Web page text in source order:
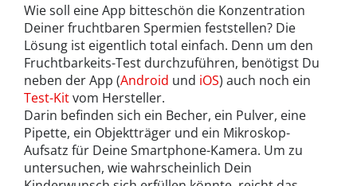
Wie soll eine App bitteschön die Konzentration
Deiner fruchtbaren Spermien feststellen? Die
Lösung ist eigentlich total einfach. Denn um den
Fruchtbarkeits-Test durchzuführen, benötigst Du
neben der App (Android und iOS) auch noch ein
Test-Kitvom Hersteller.
Darin befinden sich ein Becher, ein Pulver, eine
Pipette, ein Objektträger und ein Mikroskop-
Aufsatz für Deine Smartphone-Kamera. Um zu
untersuchen, wie wahrscheinlich Dein